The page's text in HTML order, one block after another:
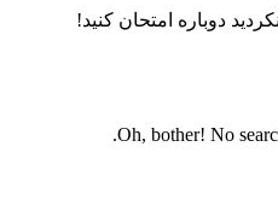
دوباره امتحان کنید!
Oh, bother! No